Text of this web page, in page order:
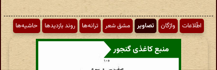
اطّلاعات واژگان تصاویر مشق شعر ترانه‌ها روند بازدیدها حاشیه‌ها
منبع کاغذی گنجور